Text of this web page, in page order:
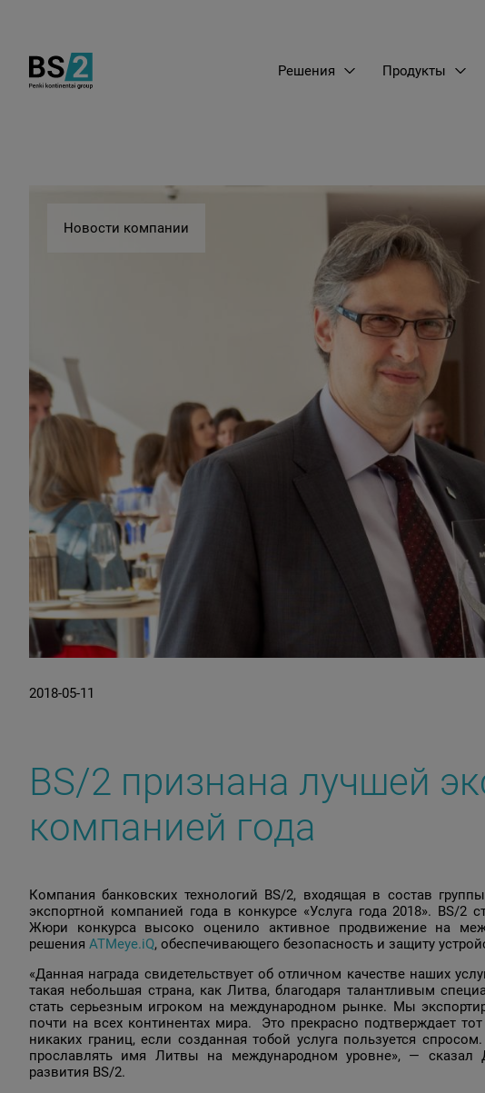
Решения Продукты
Новости компании
2018-05-11
BS/2 признана лучшей
компанией года
Компания банковских технологий BS/2, входящая в состав
экспортной компанией года в конкурсе «Услуга года 2018». BS/2
Жюри конкурса высоко оценило активное продвижение на
решения АТМеуе.iQ, обеспечивающего безопасность и защиту
«Данная награда свидетельствует об отличном качестве наших
такая небольшая страна, как Литва, благодаря талантливым
стать серьезным игроком на международном рынке. Мы
почти на всех континентах мира. Это прекрасно подтверждает
никаких границ, если созданная тобой услуга пользуется
прославлять имя Литвы на международном уровне», — сказал
развития BS/2.